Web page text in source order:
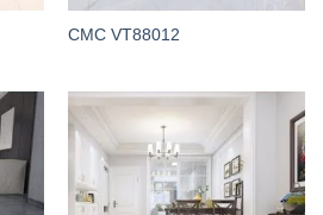
CMC VT88012